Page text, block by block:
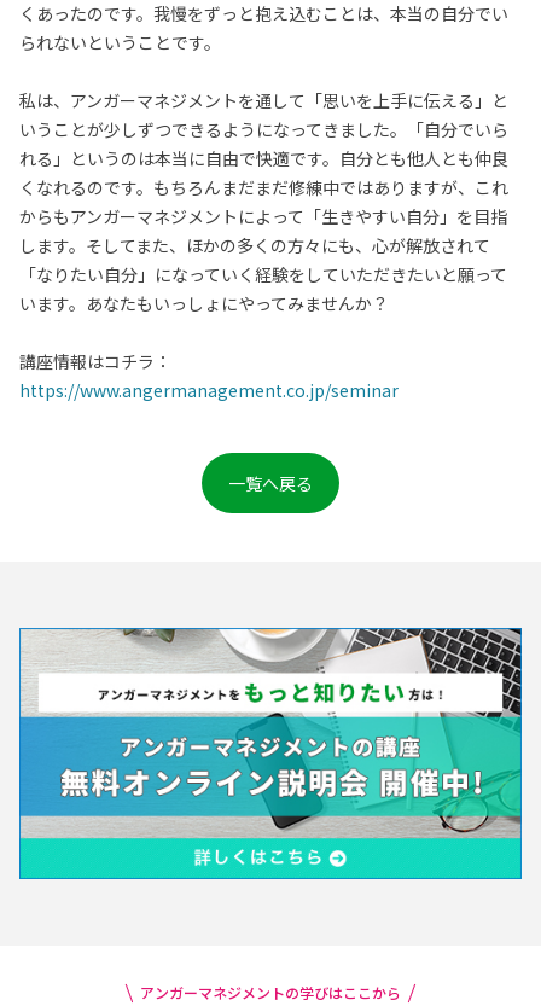
くあったのです。我慢をずっと抱え込むことは、本当の自分でい
られないということです。
私は、アンガーマネジメントを通して「思いを上手に伝える」と
いうことが少しずつできるようになってきました。「自分でいら
れる」というのは本当に自由で快適です。自分とも他人とも仲良
くなれるのです。もちろんまだまだ修練中ではありますが、これ
からもアンガーマネジメントによって「生きやすい自分」を目指
します。そしてまた、ほかの多くの方々にも、心が解放されて
「なりたい自分」になっていく経験をしていただきたいと願って
います。あなたもいっしょにやってみませんか？
講座情報はコチラ：
https://www.angermanagement.co.jp/seminar
一覧へ戻る
アンガーマネジメントの学びはここから